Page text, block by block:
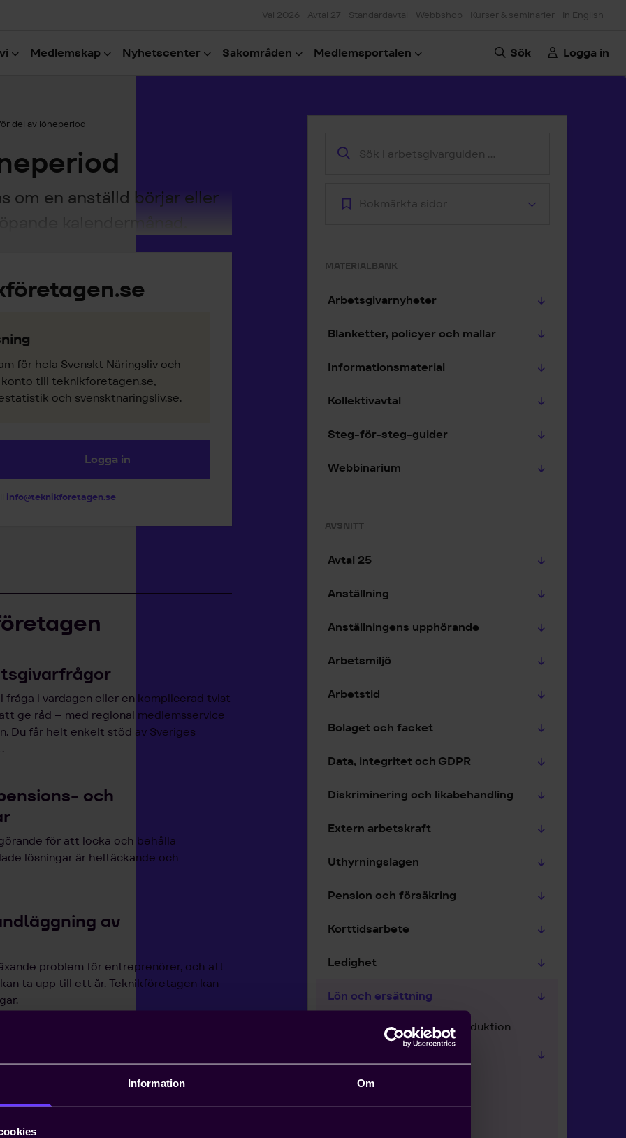
Information Om
Val 2026 Avtal 27 Standardavtal Webbshop Kurser & seminarier In English
Medlemskap Nyhetscenter Sakområden Medlemsportalen Sök Logga in
del av löneperiod
om en anställd börjar eller
kalendermånad.
för hela Svenskt Näringsliv och
till teknikforetagen.se,
och svensktnaringsliv.se.
Logga in
info@teknikforetagen.se
i vardagen eller en komplicerad tvist
ge råd – med regional medlemsservice
Du får helt enkelt stöd av Sveriges
och
för att locka och behålla
lösningar är heltäckande och
av
problem för entreprenörer, och att
ta upp till ett år. Teknikföretagen kan
näringspolitiska
i Sverige och EU för att ta
Genom oss har du möjlighet att
företag i vanliga fall bara får ta
Bokmärkta sidor
MATERIALBANK
Arbetsgivarnyheter
Blanketter, policyer och mallar
Informationsmaterial
Kollektivavtal
Steg-för-steg-guider
Webbinarium
AVSNITT
Avtal 25
Anställning
Anställningens upphörande
Arbetsmiljö
Arbetstid
Bolaget och facket
Data, integritet och GDPR
Diskriminering och likabehandling
Extern arbetskraft
Uthyrningslagen
Pension och försäkring
Korttidsarbete
Ledighet
Lön och ersättning
Lön och ersättning - Introduktion
Lägsta lön per månad
Löneutbetalning